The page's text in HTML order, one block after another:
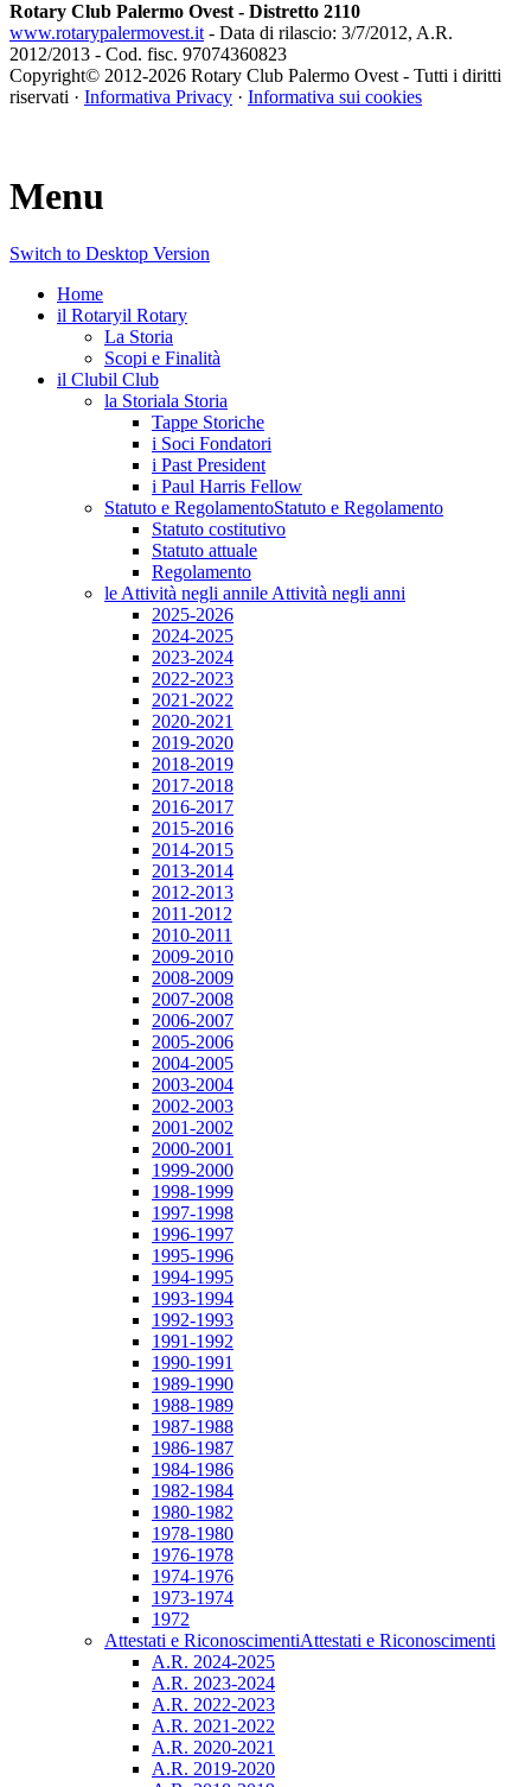
Rotary Club Palermo Ovest - Distretto 2110
www.rotarypalermovest.it- Data di rilascio: 3/7/2012, A.R.
2012/2013 - Cod. fisc. 97074360823
Copyright© 2012-2026 Rotary Club Palermo Ovest - Tutti i diritti
riservati · Informativa Privacy · Informativa sui cookies
Menu
Switch to Desktop Version
Home
il Rotaryil Rotary
La Storia
Scopi e Finalità
il Clubil Club
la Storiala Storia
Tappe Storiche
i Soci Fondatori
i Past President
i Paul Harris Fellow
Statuto e RegolamentoStatuto e Regolamento
Statuto costitutivo
Statuto attuale
Regolamento
le Attività negli annile Attività negli anni
2025-2026
2024-2025
2023-2024
2022-2023
2021-2022
2020-2021
2019-2020
2018-2019
2017-2018
2016-2017
2015-2016
2014-2015
2013-2014
2012-2013
2011-2012
2010-2011
2009-2010
2008-2009
2007-2008
2006-2007
2005-2006
2004-2005
2003-2004
2002-2003
2001-2002
2000-2001
1999-2000
1998-1999
1997-1998
1996-1997
1995-1996
1994-1995
1993-1994
1992-1993
1991-1992
1990-1991
1989-1990
1988-1989
1987-1988
1986-1987
1984-1986
1982-1984
1980-1982
1978-1980
1976-1978
1974-1976
1973-1974
1972
Attestati e RiconoscimentiAttestati e Riconoscimenti
A.R. 2024-2025
A.R. 2023-2024
A.R. 2022-2023
A.R. 2021-2022
A.R. 2020-2021
A.R. 2019-2020